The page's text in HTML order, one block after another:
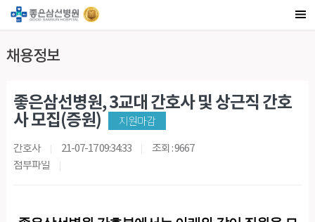
채용정보
좋은삼선병원, 3교대 간호사 및 상근직 간호
사 모집(증원)
지원마감
간호사 21-07-17 09:34:33
조회 : 9667
첨부파일